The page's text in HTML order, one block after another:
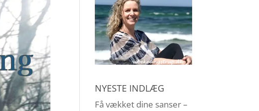
NYESTE INDLÆG
Få vækket dine sanser –